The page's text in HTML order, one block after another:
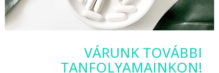
VÁRUNK TOVÁBBI
TANFOLYAMAINKON!